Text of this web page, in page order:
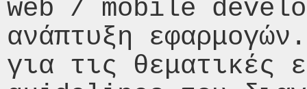
web / mobile
ανάπτυξη
για τις θεματικές